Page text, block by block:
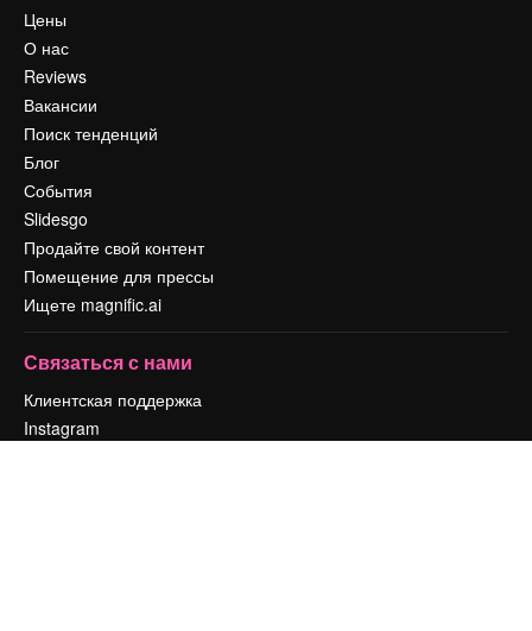
Цены
О нас
Reviews
Вакансии
Поиск тенденций
Блог
События
Slidesgo
Продайте свой контент
Помещение для прессы
Ищете magnific.ai
Связаться с нами
Клиентская поддержка
Instagram